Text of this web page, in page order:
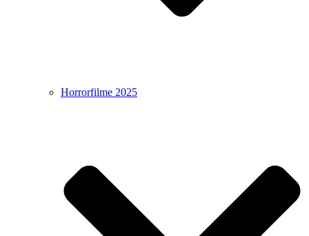
Horrorfilme 2025